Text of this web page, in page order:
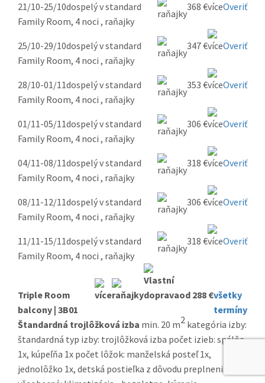
21/10-25/10dospelý v standard
Family Room, 4 noci , raňajky
368 € Overiť
25/10-29/10dospelý v standard
Family Room, 4 noci , raňajky
347 € Overiť
28/10-01/11dospelý v standard
Family Room, 4 noci , raňajky
353 € Overiť
01/11-05/11dospelý v standard
Family Room, 4 noci , raňajky
306 € Overiť
04/11-08/11dospelý v standard
Family Room, 4 noci , raňajky
318 € Overiť
08/11-12/11dospelý v standard
Family Room, 4 noci , raňajky
306 € Overiť
11/11-15/11dospelý v standard
Family Room, 4 noci , raňajky
318 € Overiť
Triple Room
balcony | 3B01
od 288 €všetky
termíny
Štandardná trojlôžková izba min. 20 m2 kategória izby:
štandardná typ izby: trojlôžková izba počet izieb: spálňa
1x, kúpeľňa 1x počet lôžok: manželská posteľ 1x,
jednolôžko 1x, detská postieľka z dôvodu preplnenia: nie